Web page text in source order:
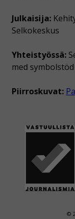
Julkaisija:
Selkokeskus
Yhteistyössä:
med symbolstöd
Piirroskuvat:
©